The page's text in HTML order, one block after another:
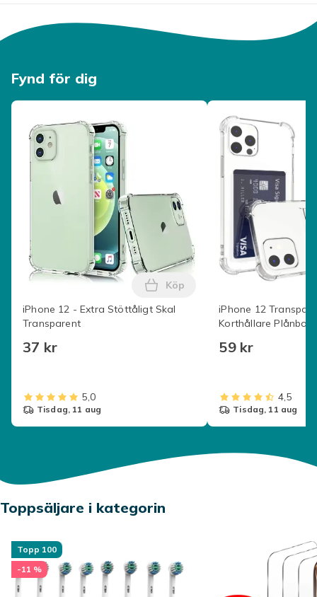
Fynd för dig
iPhone 12 - Extra Stöttåligt Skal
Transparent
37 kr
Lägg till iPhone 12 - Extra
Köp
5,0
tisdag, 11 aug
iPhone 12
Korthållare
59 kr
4,5
tisdag, 11 aug
Toppsäljare i kategorin
Topp 100
-11 %